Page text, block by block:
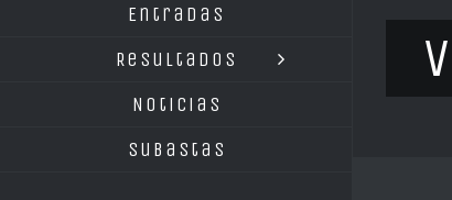
Entradas
Resultados
Noticias
Subastas